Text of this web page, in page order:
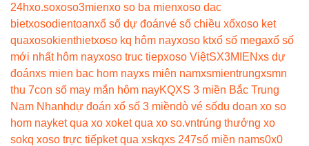
24hxo.soxoso3mienxo so ba mienxoso dac
bietxosodientoanxổ số dự đoánvé số chiều xổxoso ket
quaxosokienthietxoso kq hôm nayxoso ktxổ số megaxổ số
mới nhất hôm nayxoso truc tiepxoso ViệtSX3MIENxs dự
đoánxs mien bac hom nayxs miên namxsmientrungxsmn
thu 7con số may mắn hôm nayKQXS 3 miền Bắc Trung
Nam Nhanhdự đoán xổ số 3 miềndò vé sốdu doan xo so
hom nayket qua xo xoket qua xo so.vntrúng thưởng xo
sokq xoso trực tiếpket qua xskqxs 247số miền nams0x0